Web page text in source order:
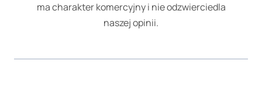
ma charakter komercyjny i nie odzwierciedla
naszej opinii.